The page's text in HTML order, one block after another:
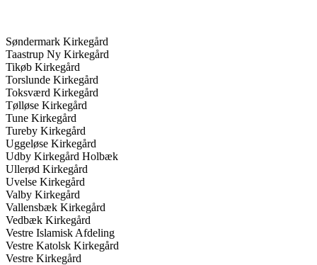
Søndermark Kirkegård
Taastrup Ny Kirkegård
Tikøb Kirkegård
Torslunde Kirkegård
Toksværd Kirkegård
Tølløse Kirkegård
Tune Kirkegård
Tureby Kirkegård
Uggeløse Kirkegård
Udby Kirkegård Holbæk
Ullerød Kirkegård
Uvelse Kirkegård
Valby Kirkegård
Vallensbæk Kirkegård
Vedbæk Kirkegård
Vestre Islamisk Afdeling
Vestre Katolsk Kirkegård
Vestre Kirkegård